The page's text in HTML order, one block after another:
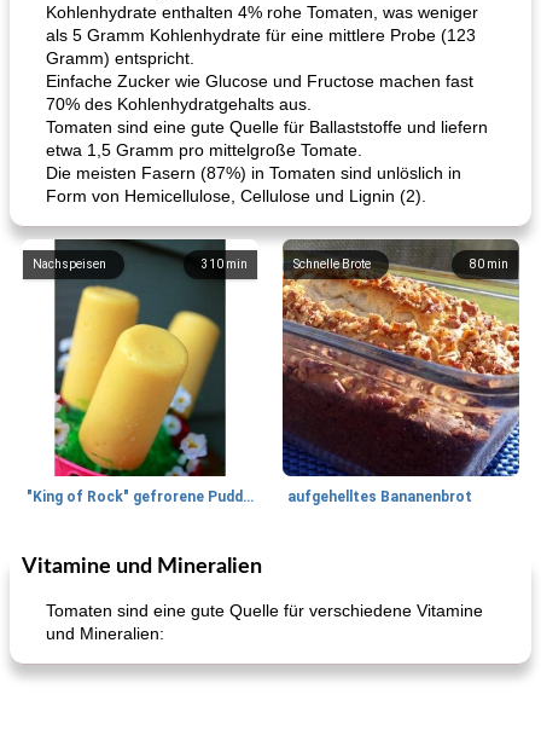
Kohlenhydrate enthalten 4% rohe Tomaten, was weniger
als 5 Gramm Kohlenhydrate für eine mittlere Probe (123
Gramm) entspricht.
Einfache Zucker wie Glucose und Fructose machen fast
70% des Kohlenhydratgehalts aus.
Tomaten sind eine gute Quelle für Ballaststoffe und liefern
etwa 1,5 Gramm pro mittelgroße Tomate.
Die meisten Fasern (87%) in Tomaten sind unlöslich in
Form von Hemicellulose, Cellulose und Lignin (2).
310 min
Nachspeisen
"King of Rock" gefrorene Pudding Pops
80 min
Schnelle Brote
aufgehelltes Bananenbrot
27min
Mittagessen / Snacks
Vitamine und Mineralien
Tomaten sind eine gute Quelle für verschiedene Vitamine
und Mineralien: